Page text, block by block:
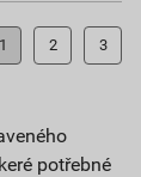
1 2 3
potřebné